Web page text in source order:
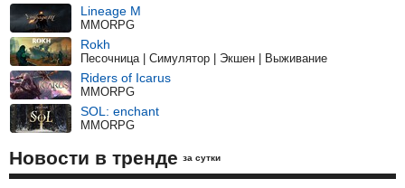
Lineage M
MMORPG
Rokh
Песочница | Симулятор | Экшен | Выживание
Riders of Icarus
MMORPG
SOL: enchant
MMORPG
Новости в тренде за сутки